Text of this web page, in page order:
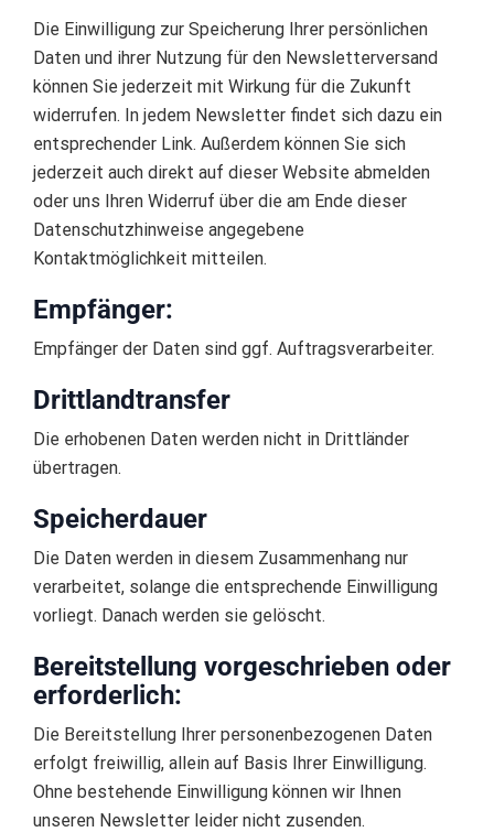
Die Einwilligung zur Speicherung Ihrer persönlichen
Daten und ihrer Nutzung für den Newsletterversand
können Sie jederzeit mit Wirkung für die Zukunft
widerrufen. In jedem Newsletter findet sich dazu ein
entsprechender Link. Außerdem können Sie sich
jederzeit auch direkt auf dieser Website abmelden
oder uns Ihren Widerruf über die am Ende dieser
Datenschutzhinweise angegebene
Kontaktmöglichkeit mitteilen.
Empfänger:
Empfänger der Daten sind ggf. Auftragsverarbeiter.
Drittlandtransfer
Die erhobenen Daten werden nicht in Drittländer
übertragen.
Speicherdauer
Die Daten werden in diesem Zusammenhang nur
verarbeitet, solange die entsprechende Einwilligung
vorliegt. Danach werden sie gelöscht.
Bereitstellung vorgeschrieben oder
erforderlich:
Die Bereitstellung Ihrer personenbezogenen Daten
erfolgt freiwillig, allein auf Basis Ihrer Einwilligung.
Ohne bestehende Einwilligung können wir Ihnen
unseren Newsletter leider nicht zusenden.